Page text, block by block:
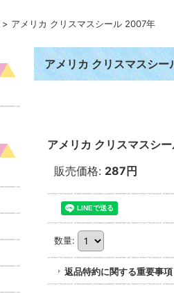
> アメリカ クリスマスシール 2007年
アメリカ クリスマスシ
アメリカ クリスマスシ
販売価格: 287円
数量:
返品特約に関する重要事項